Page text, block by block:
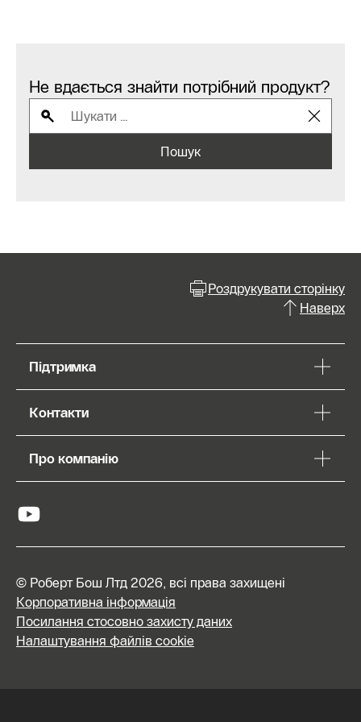
Не вдається знайти потрібний продукт?
Пошук
Роздрукувати сторінку
Наверх
Підтримка
Контакти
Про компанію
© Роберт Бош Лтд 2026, всі права захищені
Корпоративна інформація
Посилання стосовно захисту даних
Налаштування файлів cookie